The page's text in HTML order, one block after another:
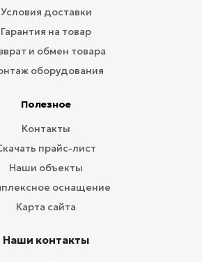
Условия доставки
Гарантия на товар
и обмен товара
оборудования
Полезное
Контакты
прайс-лист
Наши объекты
оснащение
Карта сайта
Наши контакты